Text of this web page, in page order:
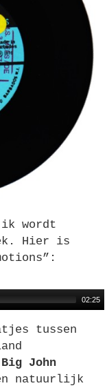
ik wordt
Hier is
02:25
tussen
John
natuurlijk